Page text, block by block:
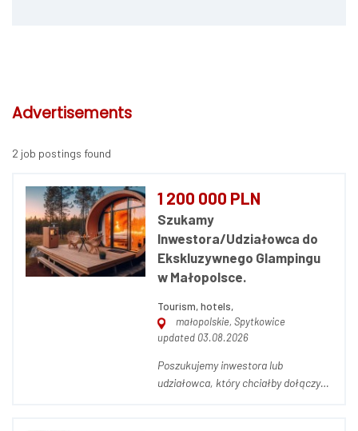
Advertisements
2 job postings found
1 200 000 PLN
Szukamy
Inwestora/Udziałowca do
Ekskluzywnego Glampingu
w Małopolsce.
Tourism, hotels,
małopolskie, Spytkowice
updated 03.08.2026
Poszukujemy inwestora lub
udziałowca, który chciałby dołączyć